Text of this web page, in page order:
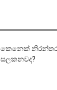
කෙනෙක්
සලකනවද?